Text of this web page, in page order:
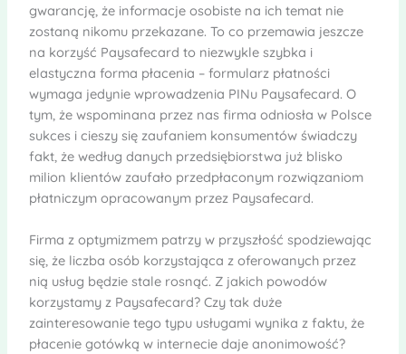
gwarancję, że informacje osobiste na ich temat nie
zostaną nikomu przekazane. To co przemawia jeszcze
na korzyść Paysafecard to niezwykle szybka i
elastyczna forma płacenia – formularz płatności
wymaga jedynie wprowadzenia PINu Paysafecard. O
tym, że wspominana przez nas firma odniosła w Polsce
sukces i cieszy się zaufaniem konsumentów świadczy
fakt, że według danych przedsiębiorstwa już blisko
milion klientów zaufało przedpłaconym rozwiązaniom
płatniczym opracowanym przez Paysafecard.
Firma z optymizmem patrzy w przyszłość spodziewając
się, że liczba osób korzystająca z oferowanych przez
nią usług będzie stale rosnąć. Z jakich powodów
korzystamy z Paysafecard? Czy tak duże
zainteresowanie tego typu usługami wynika z faktu, że
płacenie gotówką w internecie daje anonimowość?